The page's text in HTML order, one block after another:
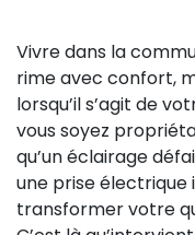
Vivre dans la
rime avec confort,
lorsqu’il s’agit de
vous soyez
qu’un éclairage
une prise
transformer votre